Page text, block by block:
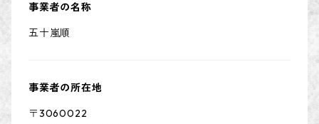
事業者の名称
五十嵐順
事業者の所在地
〒3060022